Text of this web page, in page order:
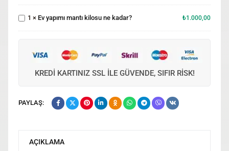
Kapınızda!
kilosu
1 × Ev yapımı mantı kilosu ne kadar? ₺1.000,00
KREDI KARTINIZ SSL ILE GÜVENDE, SIFIR RISK!
PAYLAŞ:
AÇIKLAMA